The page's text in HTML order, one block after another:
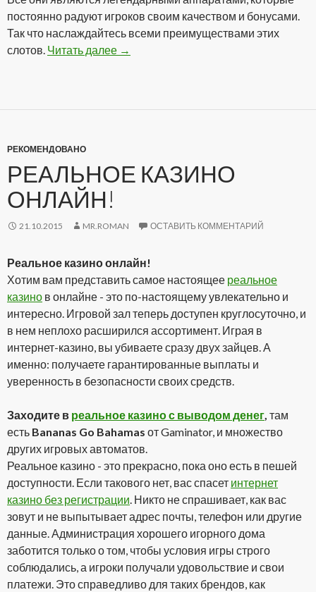
постоянно радуют игроков своим качеством и бонусами.
Так что наслаждайтесь всеми преимуществами этих
слотов. Читать далее Аппараты онлайн на реальные
→
РЕКОМЕНДОВАНО
РЕАЛЬНОЕ КАЗИНО
ОНЛАЙН!
21.10.2015 MR.ROMAN ОСТАВИТЬ КОММЕНТАРИЙ
Реальное казино онлайн!
Хотим вам представить самое настоящее реальное
казино в онлайне - это по-настоящему увлекательно и
интересно. Игровой зал теперь доступен круглосуточно, и
в нем неплохо расширился ассортимент. Играя в
интернет-казино, вы убиваете сразу двух зайцев. А
именно: получаете гарантированные выплаты и
уверенность в безопасности своих средств.
Заходите в реальное казино с выводом денег, там
есть Bananas Go Bahamas от Gaminator, и множество
других игровых автоматов.
Реальное казино - это прекрасно, пока оно есть в пешей
доступности. Если такового нет, вас спасет интернет
казино без регистрации. Никто не спрашивает, как вас
зовут и не выпытывает адрес почты, телефон или другие
данные. Администрация хорошего игорного дома
заботится только о том, чтобы условия игры строго
соблюдались, а игроки получали удовольствие и свои
платежи. Это справедливо для таких брендов, как